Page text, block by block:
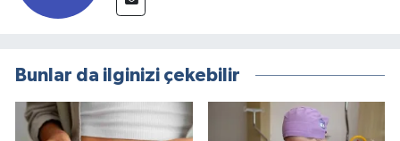
Bunlar da ilginizi çekebilir